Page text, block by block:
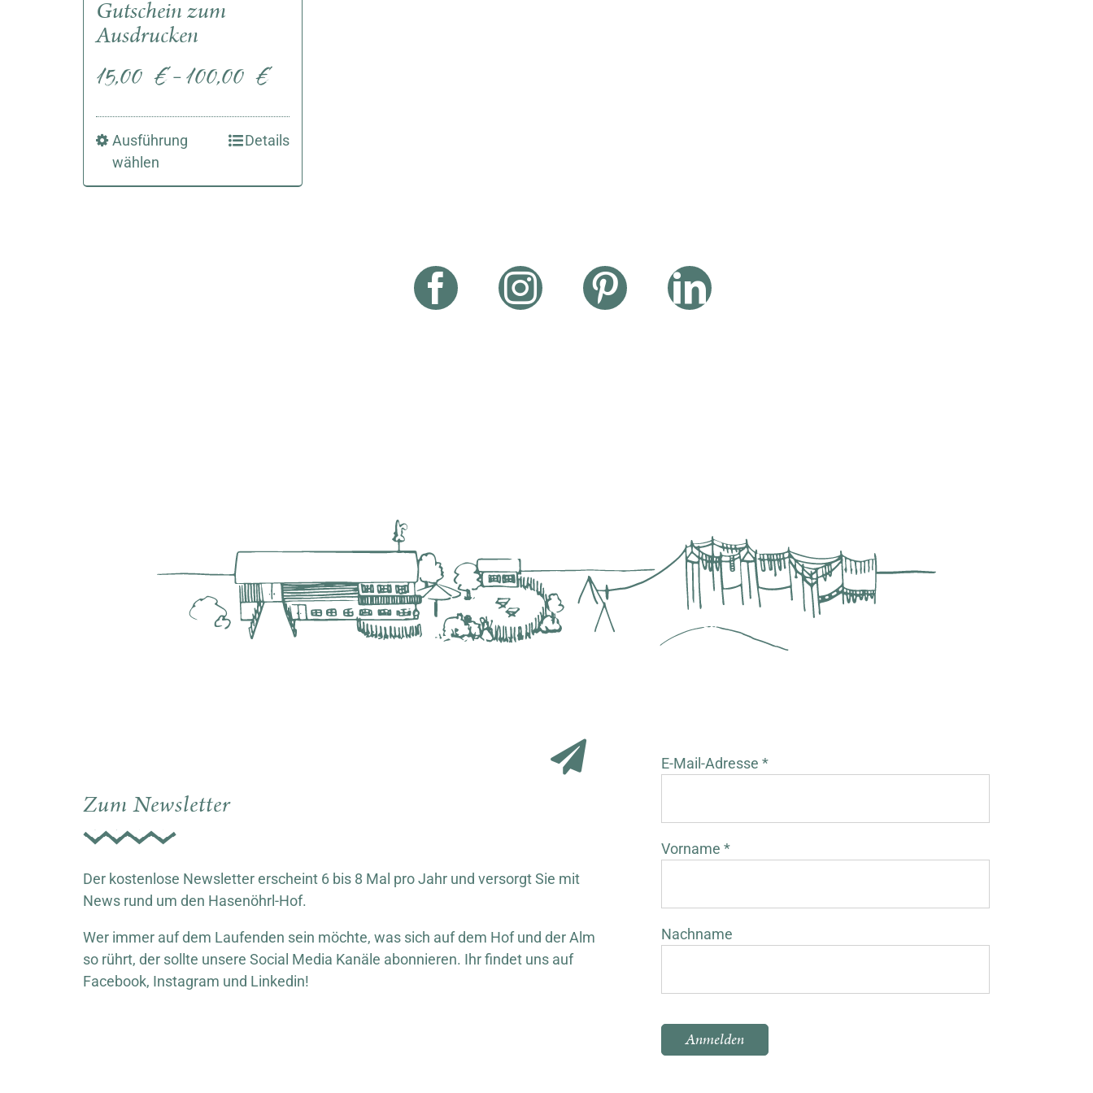
Gutschein zum
Ausdrucken
15,00€ – 100,00€
Ausführung
wählen
Details
Zum Newsletter
Der kostenlose Newsletter erscheint 6 bis 8 Mal pro Jahr und versorgt Sie mit
News rund um den Hasenöhrl-Hof.
Wer immer auf dem Laufenden sein möchte, was sich auf dem Hof und der Alm
so rührt, der sollte unsere Social Media Kanäle abonnieren. Ihr findet uns auf
Facebook, Instagram und Linkedin!
E-Mail-Adresse *
Vorname *
Nachname
Bitte lasse dieses Feld leer.